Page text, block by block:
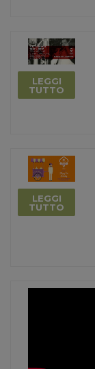
LEGGI
TUTTO
LEGGI
TUTTO